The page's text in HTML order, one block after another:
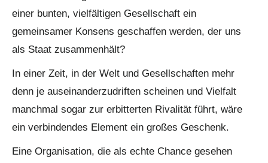
einer bunten, vielfältigen Gesellschaft ein
gemeinsamer Konsens geschaffen werden, der uns
als Staat zusammenhält?
In einer Zeit, in der Welt und Gesellschaften mehr
denn je auseinanderzudriften scheinen und Vielfalt
manchmal sogar zur erbitterten Rivalität führt, wäre
ein verbindendes Element ein großes Geschenk.
Eine Organisation, die als echte Chance gesehen